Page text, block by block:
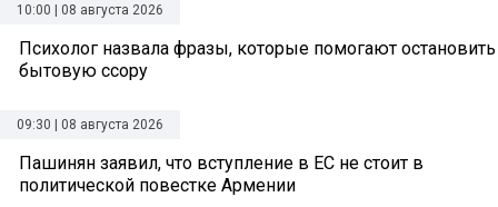
10:00 | 08 августа 2026
Психолог назвала фразы, которые помогают остановить
бытовую ссору
09:30 | 08 августа 2026
Пашинян заявил, что вступление в ЕС не стоит в
политической повестке Армении